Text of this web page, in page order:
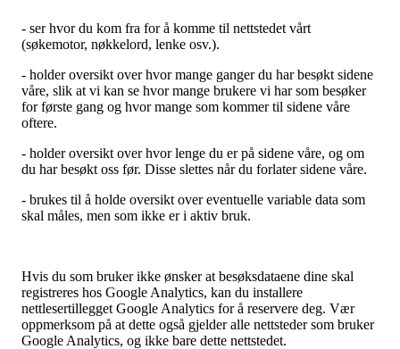
- ser hvor du kom fra for å komme til nettstedet vårt
(søkemotor, nøkkelord, lenke osv.).
- holder oversikt over hvor mange ganger du har besøkt sidene
våre, slik at vi kan se hvor mange brukere vi har som besøker
for første gang og hvor mange som kommer til sidene våre
oftere.
- holder oversikt over hvor lenge du er på sidene våre, og om
du har besøkt oss før. Disse slettes når du forlater sidene våre.
- brukes til å holde oversikt over eventuelle variable data som
skal måles, men som ikke er i aktiv bruk.
Hvis du som bruker ikke ønsker at besøksdataene dine skal
registreres hos Google Analytics, kan du installere
nettlesertillegget Google Analytics for å reservere deg. Vær
oppmerksom på at dette også gjelder alle nettsteder som bruker
Google Analytics, og ikke bare dette nettstedet.